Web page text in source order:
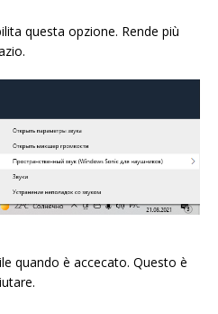
questa opzione. Rende più
quando è accecato. Questo è